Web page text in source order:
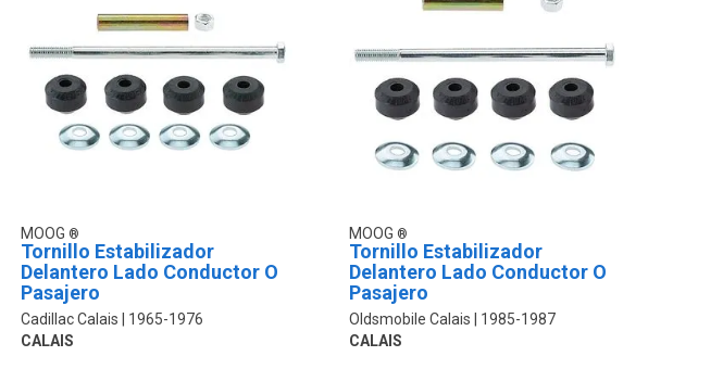
MOOG
Tornillo Estabilizador
Delantero Lado Conductor O
Pasajero
Cadillac Calais
1965-1976
CALAIS
MOOG
Tornillo Estabilizador
Delantero Lado Conductor O
Pasajero
Oldsmobile Calais
1985-1987
CALAIS